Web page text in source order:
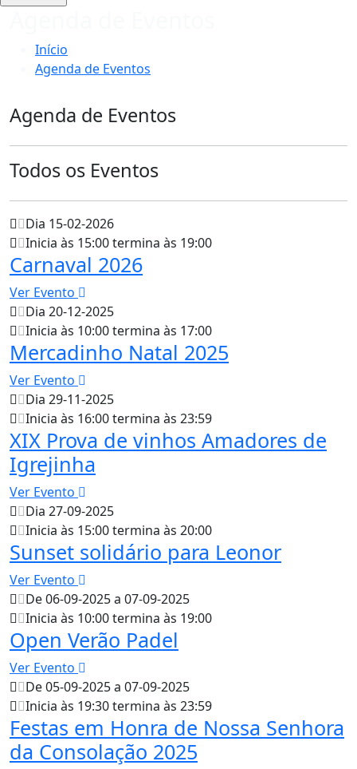
Início
Agenda de Eventos
Agenda de Eventos
Todos os Eventos
Dia 15-02-2026
Inicia às 15:00 termina às 19:00
Carnaval 2026
Ver Evento
Dia 20-12-2025
Inicia às 10:00 termina às 17:00
Mercadinho Natal 2025
Ver Evento
Dia 29-11-2025
Inicia às 16:00 termina às 23:59
XIX Prova de vinhos Amadores de
Igrejinha
Ver Evento
Dia 27-09-2025
Inicia às 15:00 termina às 20:00
Sunset solidário para Leonor
Ver Evento
De 06-09-2025 a 07-09-2025
Inicia às 10:00 termina às 19:00
Open Verão Padel
Ver Evento
De 05-09-2025 a 07-09-2025
Inicia às 19:30 termina às 23:59
Festas em Honra de Nossa Senhora
da Consolação 2025